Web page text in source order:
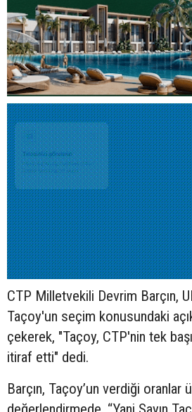
CTP Milletvekili Devrim Barçın,
Taçoy'un seçim konusundaki
çekerek, "Taçoy, CTP'nin tek
itiraf etti" dedi.
Barçın, Taçoy’un verdiği oranlar